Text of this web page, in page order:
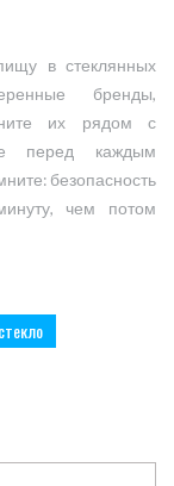
в стеклянных
бренды,
их рядом с
перед каждым
безопасность
чем потом